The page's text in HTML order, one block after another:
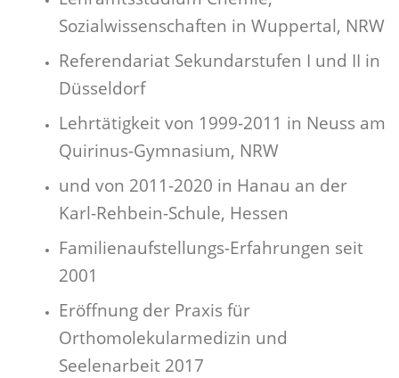
Sozialwissenschaften in Wuppertal, NRW
Referendariat Sekundarstufen I und II in
Düsseldorf
Lehrtätigkeit von 1999-2011 in Neuss am
Quirinus-Gymnasium, NRW
und von 2011-2020 in Hanau an der
Karl-Rehbein-Schule, Hessen
Familienaufstellungs-Erfahrungen seit
2001
Eröffnung der Praxis für
Orthomolekularmedizin und
Seelenarbeit 2017